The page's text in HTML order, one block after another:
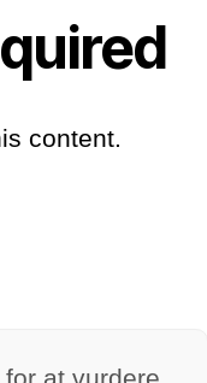
content.
for at vurdere